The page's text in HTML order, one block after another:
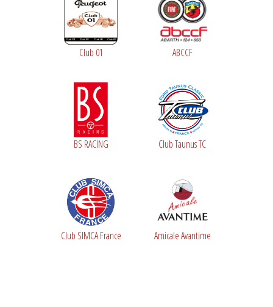
Club 01 ABCCF
BS RACING Club Taunus TC
Club SIMCA France Amicale Avantime